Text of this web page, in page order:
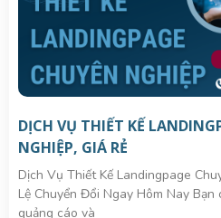
DỊCH VỤ THIẾT KẾ
NGHIỆP, GIÁ RẺ
Dịch Vụ Thiết Kế Landingpage
Lệ Chuyển Đổi Ngay Hôm Nay
quảng cáo và